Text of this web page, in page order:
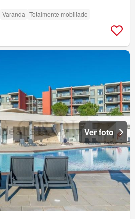
Varanda Totalmente mobiliado
Ver foto